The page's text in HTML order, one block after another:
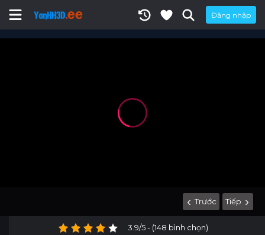
Đăng nhập
Trước Tiếp
3.9/5 - (148 bình chọn)